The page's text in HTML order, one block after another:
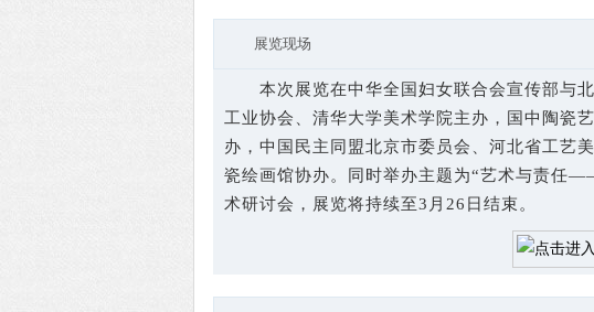
展览现场
本次展览在中华全国妇女联合会宣传部与北
工业协会、清华大学美术学院主办，国中陶瓷
办，中国民主同盟北京市委员会、河北省工艺
瓷绘画馆协办。同时举办主题为“艺术与责任
术研讨会，展览将持续至3月26日结束。